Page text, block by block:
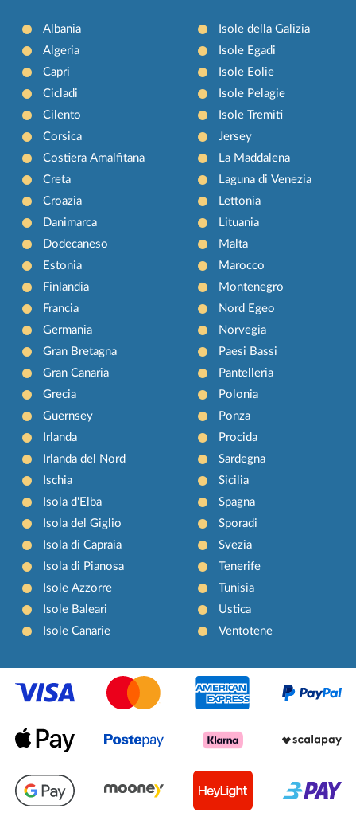
Albania
Algeria
Capri
Cicladi
Cilento
Corsica
Costiera Amalfitana
Creta
Croazia
Danimarca
Dodecaneso
Estonia
Finlandia
Francia
Germania
Gran Bretagna
Gran Canaria
Grecia
Guernsey
Irlanda
Irlanda del Nord
Ischia
Isola d'Elba
Isola del Giglio
Isola di Capraia
Isola di Pianosa
Isole Azzorre
Isole Baleari
Isole Canarie
Isole della Galizia
Isole Egadi
Isole Eolie
Isole Pelagie
Isole Tremiti
Jersey
La Maddalena
Laguna di Venezia
Lettonia
Lituania
Malta
Marocco
Montenegro
Nord Egeo
Norvegia
Paesi Bassi
Pantelleria
Polonia
Ponza
Procida
Sardegna
Sicilia
Spagna
Sporadi
Svezia
Tenerife
Tunisia
Ustica
Ventotene